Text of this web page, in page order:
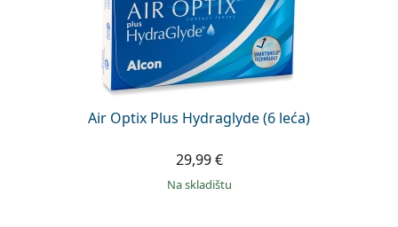
Air Optix Plus Hydraglyde (6 leća)
29,99 €
na skladištu